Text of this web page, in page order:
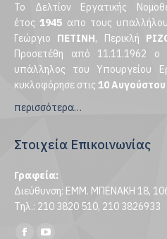
Το Δελτίον Εργατικής
έτος1945 απο τους
Γεώργιο ΠΕΤΙΝΗ, Περικλή
Προσετέθη από 11.11.1962 ο
υπάλληλος του Υπουργείου
κυκλοφόρησε στις 10 Αυγούστου
περισσότερα…
Στοιχεία Επικοινωνίας
Γραφεία:
Διεύθυνση: ΕΜΜ. ΜΠΕΝΑΚΗ 18,
Τηλ.: 210 3820 510, 210 3826933
Find us on: